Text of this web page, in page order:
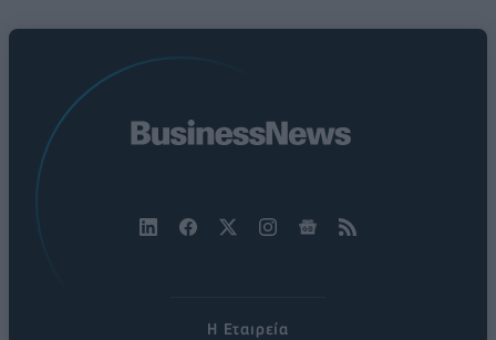
Η Εταιρεία